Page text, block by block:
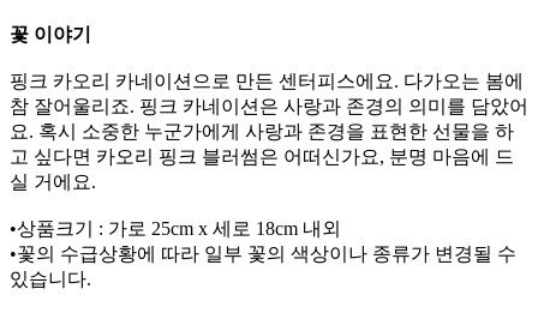
꽃 이야기
핑크 카오리 카네이션으로 만든 센터피스에요. 다가오는 봄에
참 잘어울리죠. 핑크 카네이션은 사랑과 존경의 의미를 담았어
요. 혹시 소중한 누군가에게 사랑과 존경을 표현한 선물을 하
고 싶다면 카오리 핑크 블러썸은 어떠신가요, 분명 마음에 드
실 거에요.
•상품크기 : 가로 25cm x 세로 18cm 내외
•꽃의 수급상황에 따라 일부 꽃의 색상이나 종류가 변경될 수
있습니다.